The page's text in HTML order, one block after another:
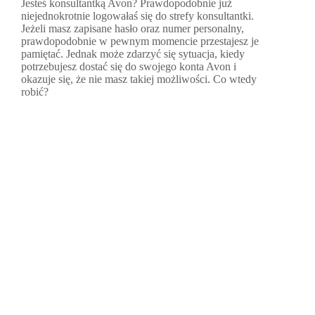
Jesteś konsultantką Avon? Prawdopodobnie już
niejednokrotnie logowałaś się do strefy konsultantki.
Jeżeli masz zapisane hasło oraz numer personalny,
prawdopodobnie w pewnym momencie przestajesz je
pamiętać. Jednak może zdarzyć się sytuacja, kiedy
potrzebujesz dostać się do swojego konta Avon i
okazuje się, że nie masz takiej możliwości. Co wtedy
robić?